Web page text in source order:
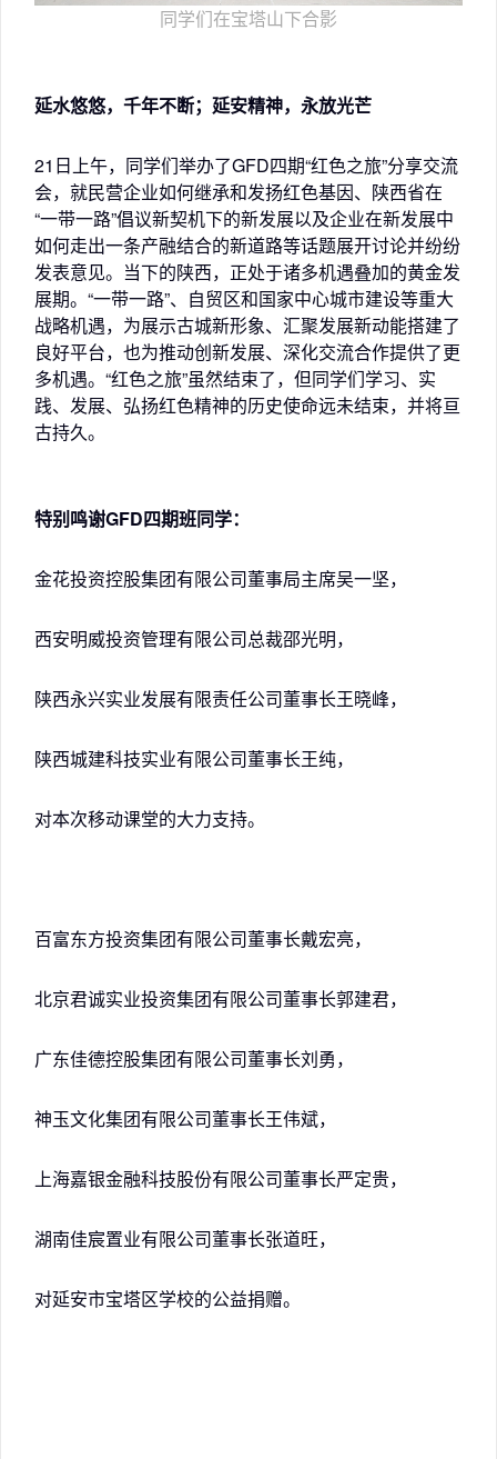
同学们在宝塔山下合影
延水悠悠，千年不断；延安精神，永放光芒
21日上午，同学们举办了GFD四期“红色之旅”分享交流
会，就民营企业如何继承和发扬红色基因、陕西省在
“一带一路”倡议新契机下的新发展以及企业在新发展中
如何走出一条产融结合的新道路等话题展开讨论并纷纷
发表意见。当下的陕西，正处于诸多机遇叠加的黄金发
展期。“一带一路”、自贸区和国家中心城市建设等重大
战略机遇，为展示古城新形象、汇聚发展新动能搭建了
良好平台，也为推动创新发展、深化交流合作提供了更
多机遇。“红色之旅”虽然结束了，但同学们学习、实
践、发展、弘扬红色精神的历史使命远未结束，并将亘
古持久。
特别鸣谢GFD四期班同学：
金花投资控股集团有限公司董事局主席吴一坚，
西安明威投资管理有限公司总裁邵光明，
陕西永兴实业发展有限责任公司董事长王晓峰，
陕西城建科技实业有限公司董事长王纯，
对本次移动课堂的大力支持。
百富东方投资集团有限公司董事长戴宏亮，
北京君诚实业投资集团有限公司董事长郭建君，
广东佳德控股集团有限公司董事长刘勇，
神玉文化集团有限公司董事长王伟斌，
上海嘉银金融科技股份有限公司董事长严定贵，
湖南佳宸置业有限公司董事长张道旺，
对延安市宝塔区学校的公益捐赠。